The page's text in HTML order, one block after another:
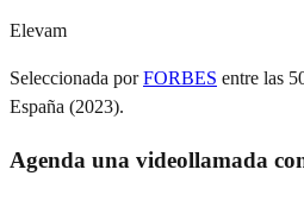
Elevam
Seleccionada por FORBES entre las
España (2023).
Agenda una videollamada